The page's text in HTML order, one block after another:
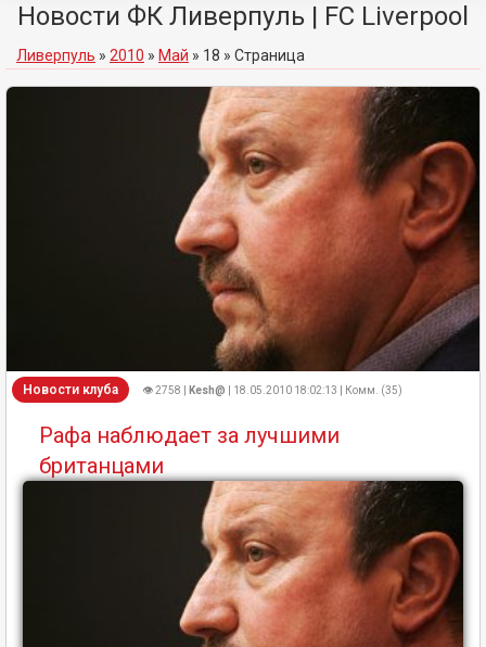
Новости ФК Ливерпуль | FC Liverpool
Ливерпуль » 2010 » Май » 18 » Страница
Новости клуба 👁 2758 | Kesh@ | 18.05.2010 18:02:13 | Комм. (35)
Рафа наблюдает за лучшими
британцами